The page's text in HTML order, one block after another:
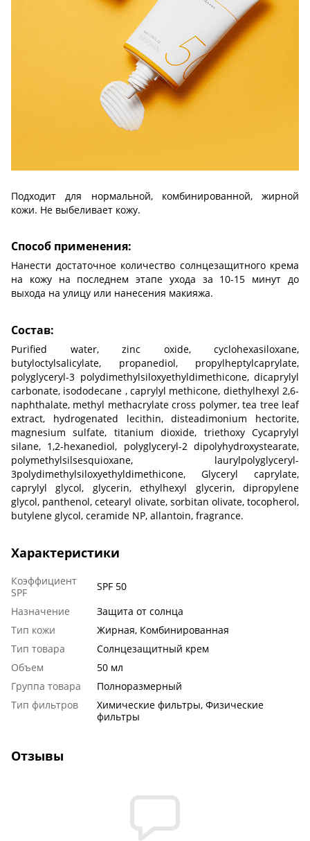
Подходит для нормальной, комбинированной, жирной
кожи. Не выбеливает кожу.
Способ применения:
Нанести достаточное количество солнцезащитного крема
на кожу на последнем этапе ухода за 10-15 минут до
выхода на улицу или нанесения макияжа.
Состав:
Purified water, zinc oxide, cyclohexasiloxane,
butyloctylsalicylate, propanediol, propylheptylcaprylate,
polyglyceryl-3 polydimethylsiloxyethyldimethicone, dicaprylyl
carbonate, isododecane , caprylyl methicone, diethylhexyl 2,6-
naphthalate, methyl methacrylate cross polymer, tea tree leaf
extract, hydrogenated lecithin, disteadimonium hectorite,
magnesium sulfate, titanium dioxide, triethoxy Cycaprylyl
silane, 1,2-hexanediol, polyglyceryl-2 dipolyhydroxystearate,
polymethylsilsesquioxane, laurylpolyglyceryl-
3polydimethylsiloxyethyldimethicone, Glyceryl caprylate,
caprylyl glycol, glycerin, ethylhexyl glycerin, dipropylene
glycol, panthenol, cetearyl olivate, sorbitan olivate, tocopherol,
butylene glycol, ceramide NP, allantoin, fragrance.
Характеристики
Коэффициент
SPF
SPF 50
Назначение
Защита от солнца
Тип кожи
Жирная, Комбинированная
Тип товара
Солнцезащитный крем
Объем
50 мл
Группа товара
Полноразмерный
Тип фильтров
Химические фильтры, Физические
фильтры
Отзывы